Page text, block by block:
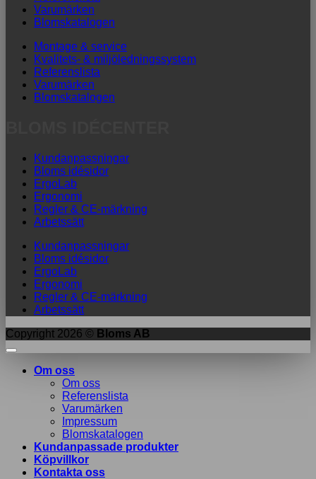
Varumärken
Blomskatalogen
Montage & service
Kvalitets- & miljöledningssystem
Referenslista
Varumärken
Blomskatalogen
Kundanpassningar
Bloms idésidor
ErgoLab
Ergonomi
Regler & CE-märkning
Arbetssätt
Kundanpassningar
Bloms idésidor
ErgoLab
Ergonomi
Regler & CE-märkning
Arbetssätt
Copyright 2026 © Bloms AB
Om oss
Om oss
Referenslista
Varumärken
Impressum
Blomskatalogen
Kundanpassade produkter
Köpvillkor
Kontakta oss